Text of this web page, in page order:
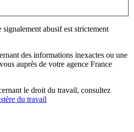
abusif est strictement
des informations inexactes ou une
auprès de votre agence France
le droit du travail, consultez
du travail